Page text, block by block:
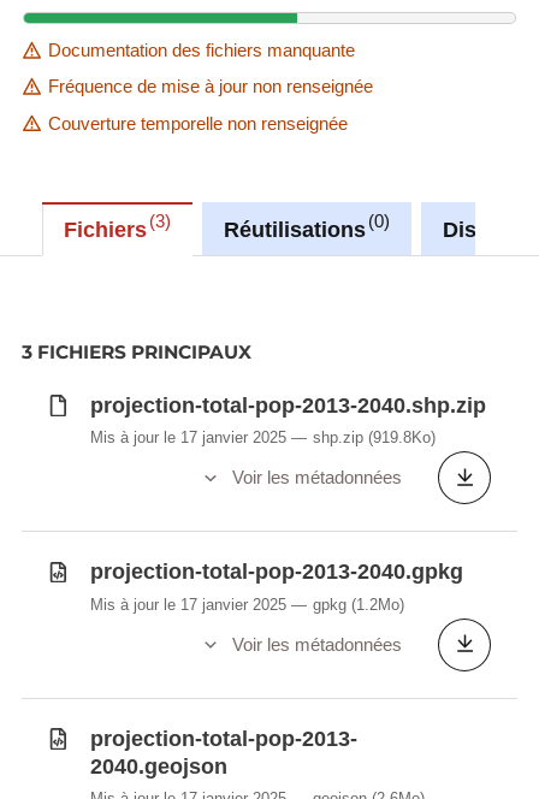
available at:
https://ws.geoportail.lu/wss/service/GR_Population
_projection_WMS/guest
with layer name(s):
Documentation des fichiers manquante
Fréquence de mise à jour non renseignée
Couverture temporelle non renseignée
Fichiers 3 Réutilisations 0
3 FICHIERS PRINCIPAUX
projection-total-pop-2013-2040.shp.zip
Mis à jour le 17 janvier 2025 shp.zip (919.8Ko)
Voir les métadonnées
projection-total-pop-2013-2040.gpkg
Mis à jour le 17 janvier 2025 gpkg (1.2Mo)
Voir les métadonnées
projection-total-pop-2013-
2040.geojson